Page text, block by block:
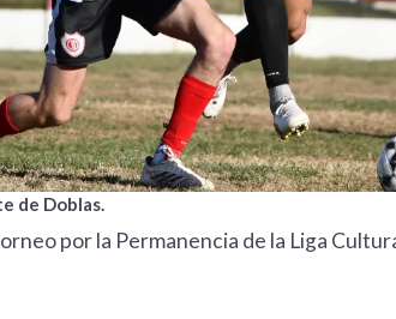
de Doblas.
por la Permanencia de la Liga